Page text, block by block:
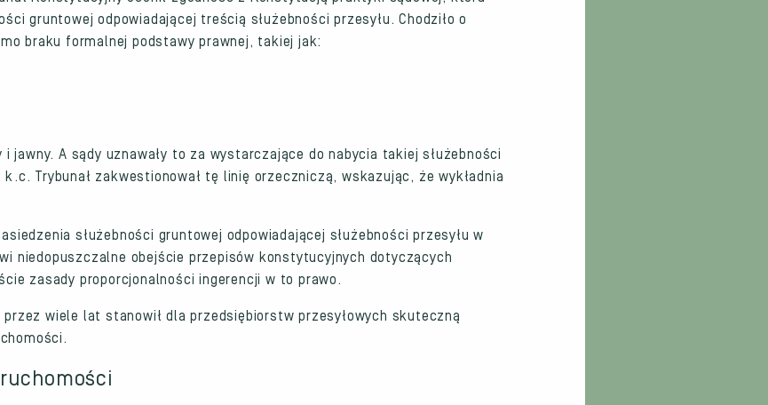
gruntowej odpowiadającej treścią służebności przesyłu. Chodziło o
braku formalnej podstawy prawnej, takiej jak:
jawny. A sądy uznawały to za wystarczające do nabycia takiej służebności
Trybunał zakwestionował tę linię orzeczniczą, wskazując, że wykładnia
służebności gruntowej odpowiadającej służebności przesyłu w
niedopuszczalne obejście przepisów konstytucyjnych dotyczących
zasady proporcjonalności ingerencji w to prawo.
wiele lat stanowił dla przedsiębiorstw przesyłowych skuteczną